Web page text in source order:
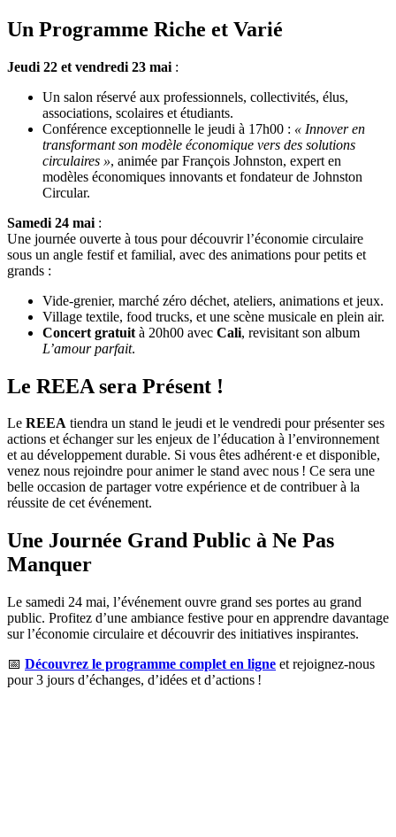
Un Programme Riche et Varié
Jeudi 22 et vendredi 23 mai :
Un salon réservé aux professionnels, collectivités, élus,
associations, scolaires et étudiants.
Conférence exceptionnelle le jeudi à 17h00 : « Innover en
transformant son modèle économique vers des solutions
circulaires », animée par François Johnston, expert en
modèles économiques innovants et fondateur de Johnston
Circular.
Samedi 24 mai :
Une journée ouverte à tous pour découvrir l’économie circulaire
sous un angle festif et familial, avec des animations pour petits et
grands :
Vide-grenier, marché zéro déchet, ateliers, animations et jeux.
Village textile, food trucks, et une scène musicale en plein air.
Concert gratuit à 20h00 avec Cali, revisitant son album
L’amour parfait.
Le REEA sera Présent !
Le REEA tiendra un stand le jeudi et le vendredi pour présenter ses
actions et échanger sur les enjeux de l’éducation à l’environnement
et au développement durable. Si vous êtes adhérent·e et disponible,
venez nous rejoindre pour animer le stand avec nous ! Ce sera une
belle occasion de partager votre expérience et de contribuer à la
réussite de cet événement.
Une Journée Grand Public à Ne Pas
Manquer
Le samedi 24 mai, l’événement ouvre grand ses portes au grand
public. Profitez d’une ambiance festive pour en apprendre davantage
sur l’économie circulaire et découvrir des initiatives inspirantes.
📅 Découvrez le programme complet en ligne et rejoignez-nous
pour 3 jours d’échanges, d’idées et d’actions !